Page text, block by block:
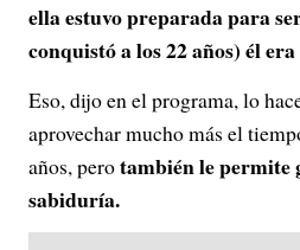
ella estuvo preparada para
conquistó a los 22 años) él
Eso, dijo en el programa, lo
aprovechar mucho más el
años, perotambién le permite
sabiduría.